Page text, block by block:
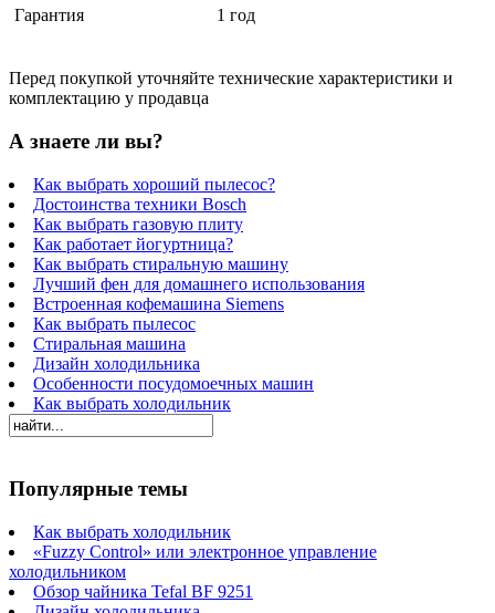
Гарантия
1 год
Перед покупкой уточняйте технические характеристики и
комплектацию у продавца
А знаете ли вы?
Как выбрать хороший пылесос?
Достоинства техники Bosch
Как выбрать газовую плиту
Как работает йогуртница?
Как выбрать стиральную машину
Лучший фен для домашнего использования
Встроенная кофемашина Siemens
Как выбрать пылесос
Стиральная машина
Дизайн холодильника
Особенности посудомоечных машин
Как выбрать холодильник
Популярные темы
Как выбрать холодильник
«Fuzzy Control» или электронное управление
холодильником
Обзор чайника Tefal BF 9251